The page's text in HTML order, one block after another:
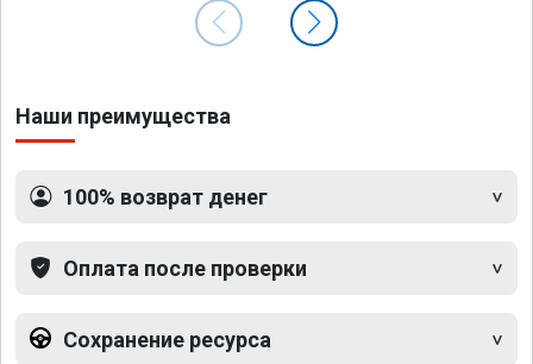
Наши преимущества
100% возврат денег
Оплата после проверки
Сохранение ресурса